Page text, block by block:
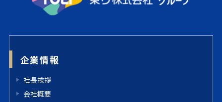
企業情報
社長挨拶
会社概要